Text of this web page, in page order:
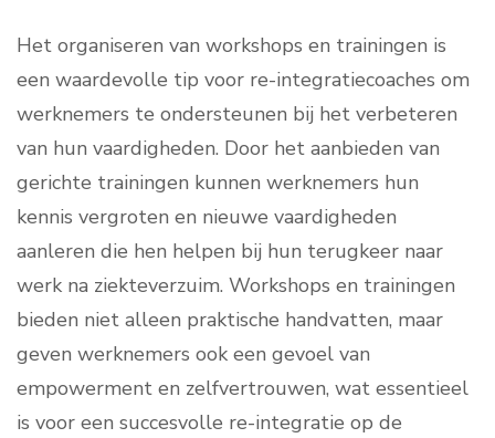
Het organiseren van workshops en trainingen is
een waardevolle tip voor re-integratiecoaches om
werknemers te ondersteunen bij het verbeteren
van hun vaardigheden. Door het aanbieden van
gerichte trainingen kunnen werknemers hun
kennis vergroten en nieuwe vaardigheden
aanleren die hen helpen bij hun terugkeer naar
werk na ziekteverzuim. Workshops en trainingen
bieden niet alleen praktische handvatten, maar
geven werknemers ook een gevoel van
empowerment en zelfvertrouwen, wat essentieel
is voor een succesvolle re-integratie op de